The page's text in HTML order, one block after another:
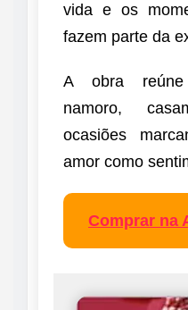
vida e os
fazem parte da
A obra reúne
namoro,
ocasiões
amor como
Comprar na